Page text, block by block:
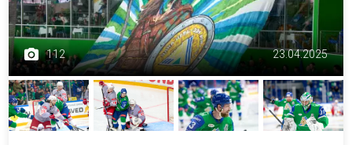
112 23.04.2025